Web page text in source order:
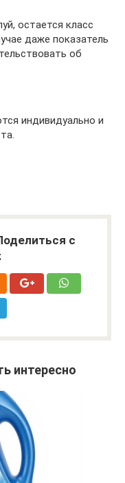
остается класс
даже показатель
об
индивидуально и
с
интересно